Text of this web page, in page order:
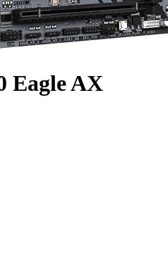
Eagle AX